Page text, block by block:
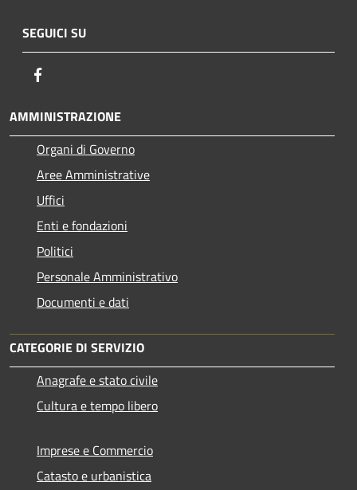
SEGUICI SU
AMMINISTRAZIONE
Organi di Governo
Aree Amministrative
Uffici
Enti e fondazioni
Politici
Personale Amministrativo
Documenti e dati
CATEGORIE DI SERVIZIO
Anagrafe e stato civile
Cultura e tempo libero
Imprese e Commercio
Catasto e urbanistica